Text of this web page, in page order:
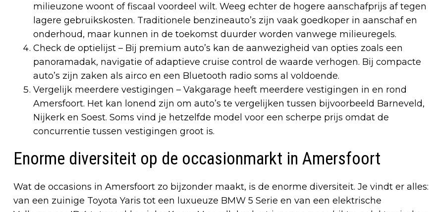
milieuzone woont of fiscaal voordeel wilt. Weeg echter de hogere aanschafprijs af tegen
lagere gebruikskosten. Traditionele benzineauto’s zijn vaak goedkoper in aanschaf en
onderhoud, maar kunnen in de toekomst duurder worden vanwege milieuregels.
Check de optielijst – Bij premium auto’s kan de aanwezigheid van opties zoals een
panoramadak, navigatie of adaptieve cruise control de waarde verhogen. Bij compacte
auto’s zijn zaken als airco en een Bluetooth radio soms al voldoende.
Vergelijk meerdere vestigingen – Vakgarage heeft meerdere vestigingen in en rond
Amersfoort. Het kan lonend zijn om auto’s te vergelijken tussen bijvoorbeeld Barneveld,
Nijkerk en Soest. Soms vind je hetzelfde model voor een scherpe prijs omdat de
concurrentie tussen vestigingen groot is.
Enorme diversiteit op de occasionmarkt in Amersfoort
Wat de occasions in Amersfoort zo bijzonder maakt, is de enorme diversiteit. Je vindt er alles:
van een zuinige Toyota Yaris tot een luxueuze BMW 5 Serie en van een elektrische